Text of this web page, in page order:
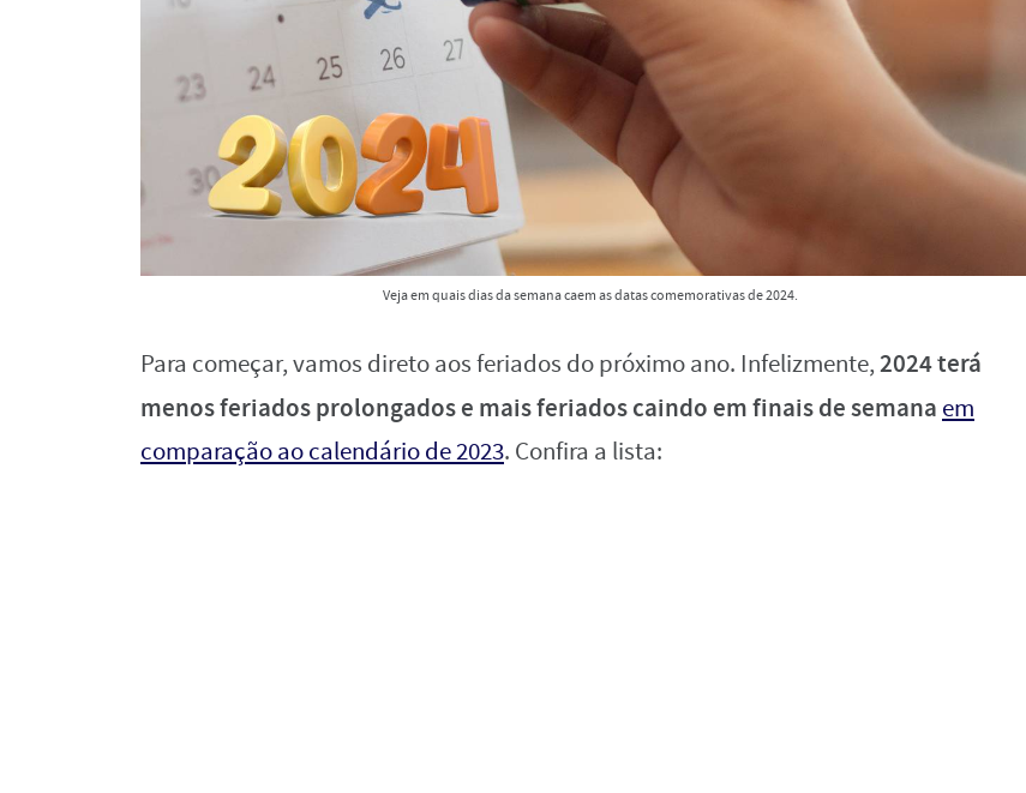
Veja em quais dias da semana caem as datas comemorativas de 2024.
Para começar, vamos direto aos feriados do próximo ano. Infelizmente,2024 terá
menos feriados prolongados e mais feriados caindo em finais de semana em
comparação ao calendário de 2023. Confira a lista: